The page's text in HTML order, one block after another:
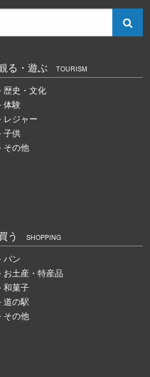
る・遊ぶ TOURISM
歴史・文化
体験
レジャー
子供
その他
う SHOPPING
パン
お土産・特産品
和菓子
道の駅
その他